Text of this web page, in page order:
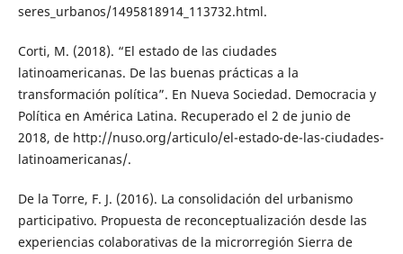
seres_urbanos/1495818914_113732.html.
Corti, M. (2018). “El estado de las ciudades
latinoamericanas. De las buenas prácticas a la
transformación política”. En Nueva Sociedad. Democracia y
Política en América Latina. Recuperado el 2 de junio de
2018, de http://nuso.org/articulo/el-estado-de-las-ciudades-
latinoamericanas/.
De la Torre, F. J. (2016). La consolidación del urbanismo
participativo. Propuesta de reconceptualización desde las
experiencias colaborativas de la microrregión Sierra de